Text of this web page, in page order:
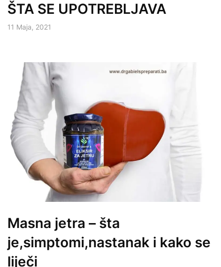
ŠTA SE UPOTREBLJAVA
11 Maja, 2021
Masna jetra – šta
je,simptomi,nastanak i kako se
liječi